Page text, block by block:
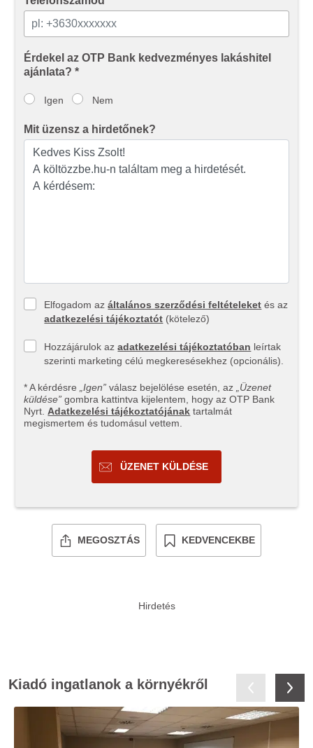
Érdekel az OTP Bank kedvezményes lakáshitel
ajánlata? *
Igen Nem
Mit üzensz a hirdetőnek?
Elfogadom azáltalános szerződési feltételeket és az
adatkezelési tájékoztatót (kötelező)
Hozzájárulok azadatkezelési tájékoztatóban leírtak
szerinti marketing célú megkeresésekhez (opcionális).
* A kérdésre „Igen” válasz bejelölése esetén, az
„Üzenet
küldése” gombra kattintva kijelentem, hogy az OTP Bank
Nyrt. Adatkezelési tájékoztatójának tartalmát
megismertem és tudomásul vettem.
ÜZENET KÜLDÉSE
MEGOSZTÁS KEDVENCEKBE
Kiadó ingatlanok a környékről